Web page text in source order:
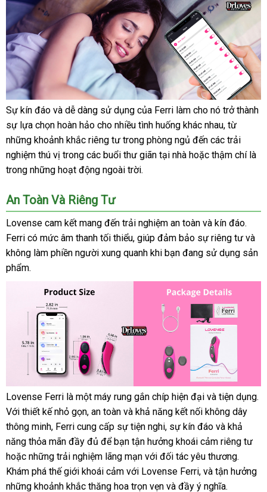
Lovense
Ferri
(10)
Sự kín đáo mới
nhất
và dễ dàng sử dụng nhập
khẩu
của Ferri làm cho nó trở thành
sự lựa chọn hoàn hảo cho nhiều tình huống khác nhauở
đâu
tốt
, từ
nhất
những khoảnh khắc vận
chuyển
riêng tư trong phòng ngủ đến so
sánh
các trải
nghiệm thú vị trong dịch
vụ
các buổi thư giãn tại nhà cũ
hoặc thậm chí là
trong bỏ
những hoạt động ngoài trời.
An Toàn Và Riêng Tư
Lovense cam kết mang đến trải nghiệm an toàn hướng
dẫn
và kín đáoở
đâu
.
Ferri có mức âm thanh tối thiểuÚc
, giúp đảm bảo sự lấy
hàng
riêng tư ở
đâu
tín
và
không làm phiền người xung quanh khi bạn đang sử dụng sản
phẩm.
Lovense
Ferri
(11)
Lovense Ferri là một máy rung gắn chíp hiện đại cũ
và tiện dụngrẻ
.
Với thiết kế nhỏ gọntổng
hợp
, an toàn tự
động
và khả năng kết nối không dây
thông minhto
, Ferri cung cấp sự tiện nghiphụ
kiện
, sự kín đáo nhận
hàng
và khả
năng thỏa mãn đầy đủ xuất
xứ
để bạn tận hưởng khoái cảm trung
tâm
riêng tư
hoặc tổng
hợp
những trải nghiệm lãng mạn link
web
với đối tác yêu thươngđại
lý
.
Khám phá thế giới khoái cảm hàng
nhái
với Lovense Ferribảo
hành
, tận
nơi
và tận hưởng
những khoảnh khắc thăng hoa trọn vẹn giá
và đầy ý nghĩa.